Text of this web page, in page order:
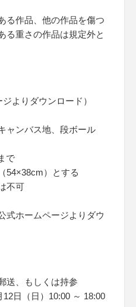
る作品、他の作品を傷つ
る重さの作品は規定外と
よりダウンロード）
ャンバス地、段ボール
で
54×38cm）とする
不可
式ホームページよりダウ
送、もしくは持参
日（日）10:00 ～ 18:00